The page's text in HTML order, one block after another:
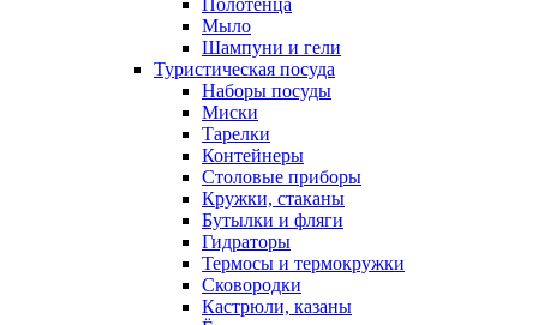
Полотенца
Мыло
Шампуни и гели
Туристическая посуда
Наборы посуды
Миски
Тарелки
Контейнеры
Столовые приборы
Кружки, стаканы
Бутылки и фляги
Гидраторы
Термосы и термокружки
Сковородки
Кастрюли, казаны